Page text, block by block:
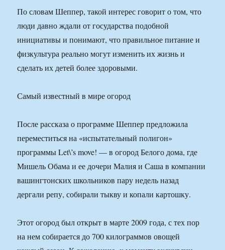
По словам Шеппер, такой интерес говорит о том, что
люди давно ждали от государства подобной
инициативы и понимают, что правильное питание и
физкультура реально могут изменить их жизнь и
сделать их детей более здоровыми.
Самый известный в мире огород
После рассказа о программе Шеппер предложила
переместиться на «испытательный полигон»
программы Let\’s move! — в огород Белого дома, где
Мишель Обама и ее дочери Малия и Саша в компании
вашингтонских школьников пару недель назад
дергали репу, собирали тыкву и копали картошку.
Этот огород был открыт в марте 2009 года, с тех пор
на нем собирается до 700 килограммов овощей